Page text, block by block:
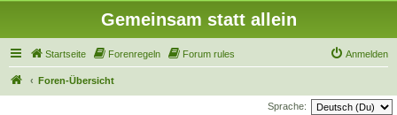
Gemeinsam statt allein
Startseite Forenregeln Forum rules Anmelden
Foren-Übersicht
Sprache: